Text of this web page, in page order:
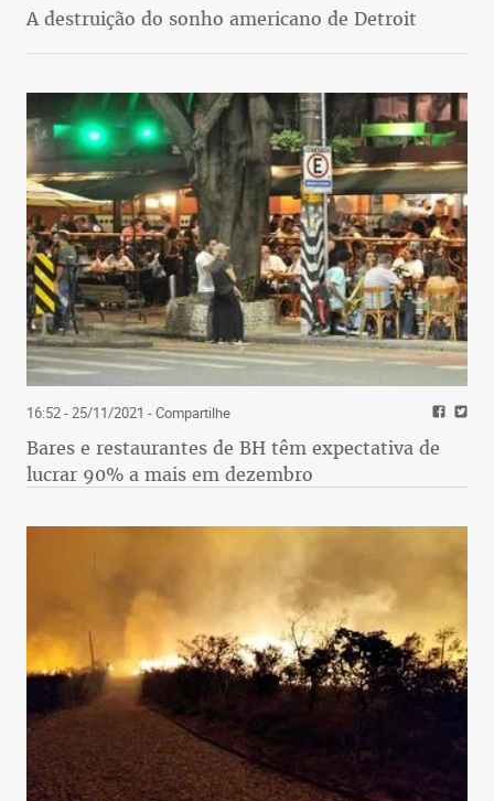
A destruição do sonho americano de Detroit
16:52 - 25/11/2021 - Compartilhe
Bares e restaurantes de BH têm expectativa de
lucrar 90% a mais em dezembro